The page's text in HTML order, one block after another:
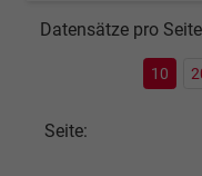
Datensätze pro
10
Seite: